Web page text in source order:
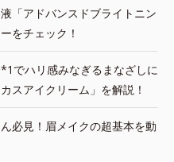
「アドバンスドブライトニン
をチェック！
でハリ感みなぎるまなざしに
スアイクリーム」を解説！
必見！眉メイクの超基本を動